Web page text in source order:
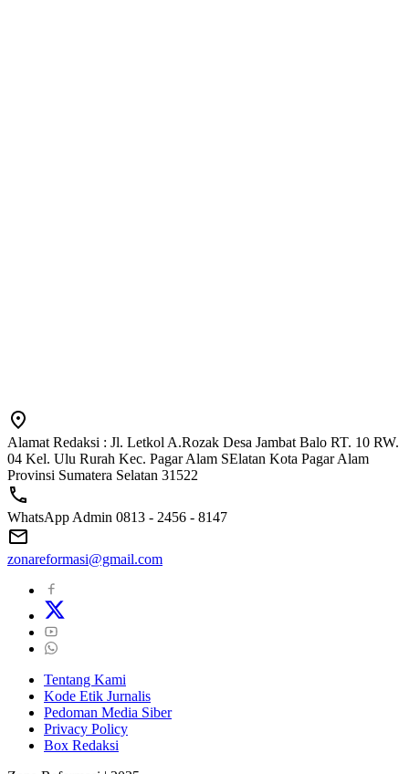
Alamat Redaksi : Jl. Letkol A.Rozak Desa Jambat Balo RT. 10 RW.
04 Kel. Ulu Rurah Kec. Pagar Alam SElatan Kota Pagar Alam
Provinsi Sumatera Selatan 31522
WhatsApp Admin 0813 - 2456 - 8147
zonareformasi@gmail.com
Tentang Kami
Kode Etik Jurnalis
Pedoman Media Siber
Privacy Policy
Box Redaksi